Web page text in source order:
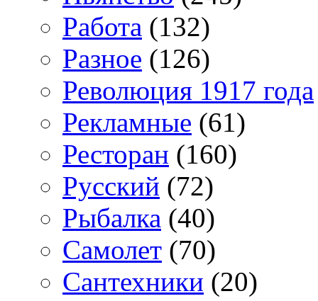
Работа (132)
Разное (126)
Революция 1917 года
Рекламные (61)
Ресторан (160)
Русский (72)
Рыбалка (40)
Самолет (70)
Сантехники (20)